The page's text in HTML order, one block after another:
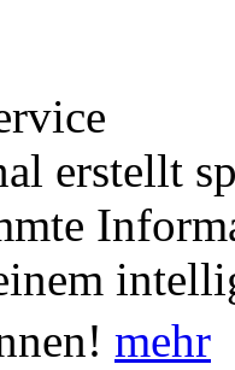
erstellt
mehr